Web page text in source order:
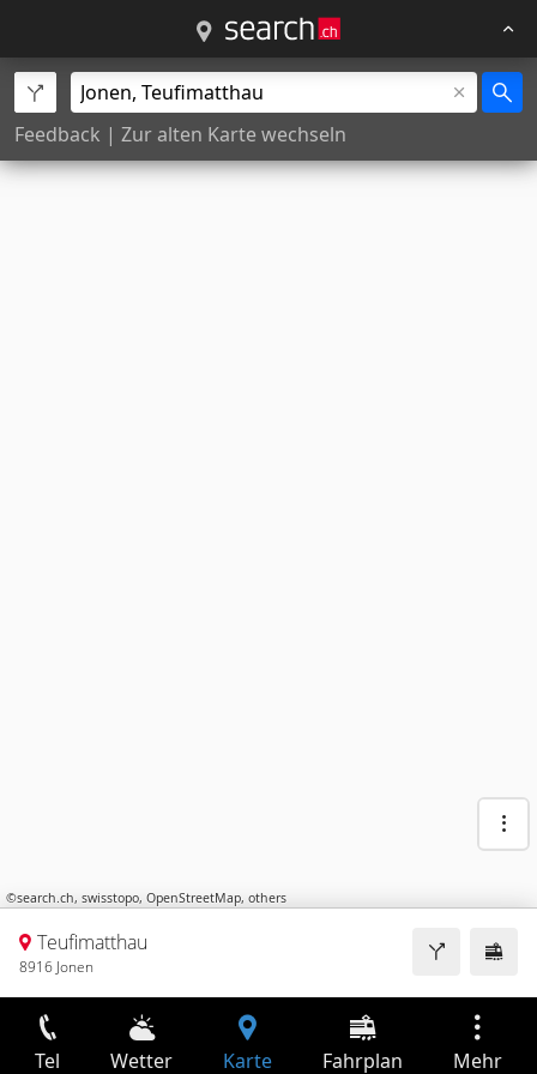
Feedback | Zur alten Karte wechseln
©search.ch, swisstopo, OpenStreetMap, others
Teufimatthau
8916 Jonen
Tel Wetter Karte Fahrplan Mehr